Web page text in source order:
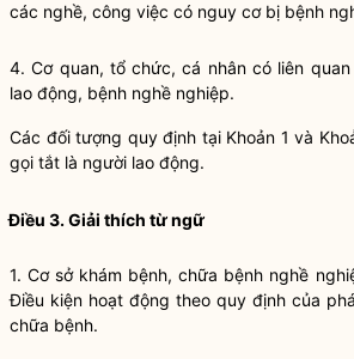
các nghề, công việc có nguy cơ bị bệnh
4. Cơ quan, tổ chức, cá nhân có liên
lao động, bệnh nghề nghiệp.
Các đối tượng quy định tại Khoản 1 và
gọi tắt là người lao động.
Điều 3. Giải thích từ ngữ
1. Cơ sở khám bệnh, chữa bệnh nghề
Điều kiện hoạt động theo quy định của
chữa bệnh.